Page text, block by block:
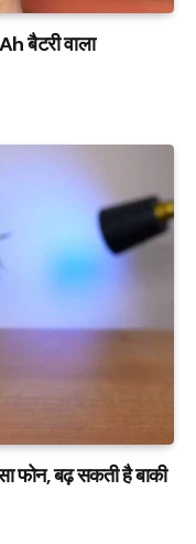
बैटरी वाला
फोन, बढ़ सकती है बाकी